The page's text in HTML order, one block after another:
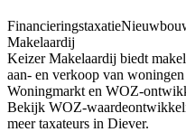
Financieringstaxatie
Makelaardij
Keizer Makelaardij biedt
aan- en verkoop van woningen
Woningmarkt en WOZ-
Bekijk WOZ-
meer taxateurs in Diever.